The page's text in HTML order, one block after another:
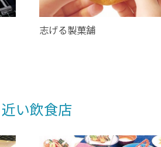
志げる製菓舗
い飲食店